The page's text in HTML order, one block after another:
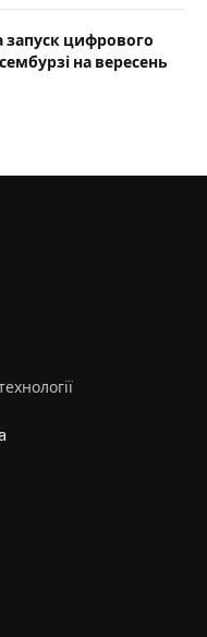
запуск цифрового
на вересень